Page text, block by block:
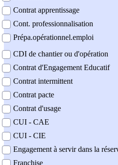
Contrat apprentissage
Cont. professionnalisation
Prépa.opérationnel.emploi
CDI de chantier ou d'opération
Contrat d'Engagement Educatif
Contrat intermittent
Contrat pacte
Contrat d'usage
CUI - CAE
CUI - CIE
Engagement à servir dans la
Franchise